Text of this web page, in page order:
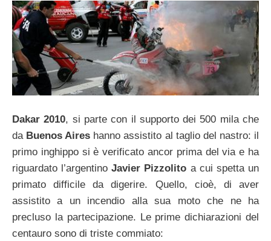
Dakar 2010, si parte con il supporto dei 500 mila che
da Buenos Aires hanno assistito al taglio del nastro: il
primo inghippo si è verificato ancor prima del via e ha
riguardato l’argentinoJavier Pizzolito a cui spetta un
primato difficile da digerire. Quello, cioè, di aver
assistito a un incendio alla sua moto che ne ha
precluso la partecipazione. Le prime dichiarazioni del
centauro sono di triste commiato: